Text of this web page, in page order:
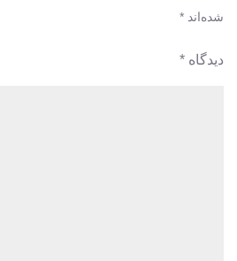
شده‌اند *
دیدگاه *